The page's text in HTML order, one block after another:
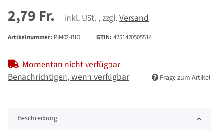
2,79 Fr. inkl. USt. , zzgl. Versand
Artikelnummer: PIM02-BIO GTIN: 4251420505514
Momentan nicht verfügbar
Benachrichtigen, wenn verfügbar
Frage zum Artikel
Beschreibung